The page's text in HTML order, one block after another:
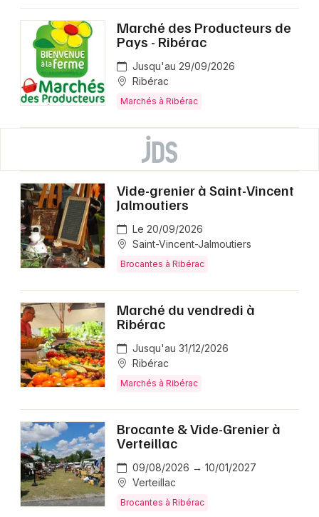
Marché des Producteurs de
Pays - Ribérac
Jusqu'au 29/09/2026
Ribérac
Marchés à Ribérac
Vide-grenier à Saint-Vincent
Jalmoutiers
Le 20/09/2026
Saint-Vincent-Jalmoutiers
Brocantes à Ribérac
Marché du vendredi à
Ribérac
Jusqu'au 31/12/2026
Ribérac
Marchés à Ribérac
Brocante & Vide-Grenier à
Verteillac
09/08/2026 → 10/01/2027
Verteillac
Brocantes à Ribérac